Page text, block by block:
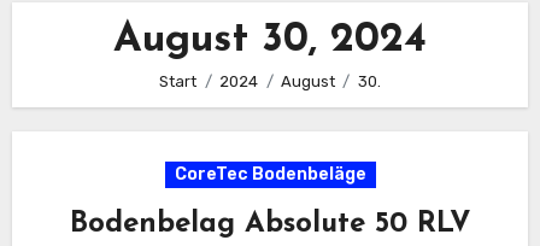
August 30, 2024
Start 2024 August 30.
CoreTec Bodenbeläge
Bodenbelag Absolute 50 RLV